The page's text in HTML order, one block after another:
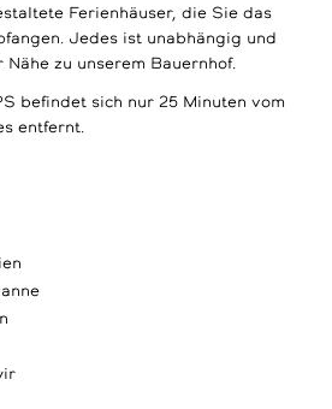
Ferienhäuser, die Sie das
Jedes ist unabhängig und
zu unserem Bauernhof.
befindet sich nur 25 Minuten vom
entfernt.